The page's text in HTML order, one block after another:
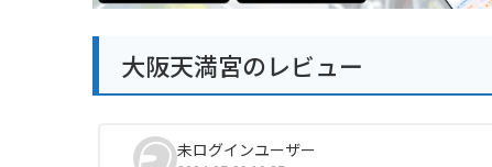
大阪天満宮のレビュー
未ログインユーザー